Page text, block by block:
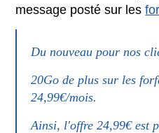
message posté sur les
Du nouveau pour nos
20Go de plus sur les
24,99€/mois.
Ainsi, l'offre 24,99€ est